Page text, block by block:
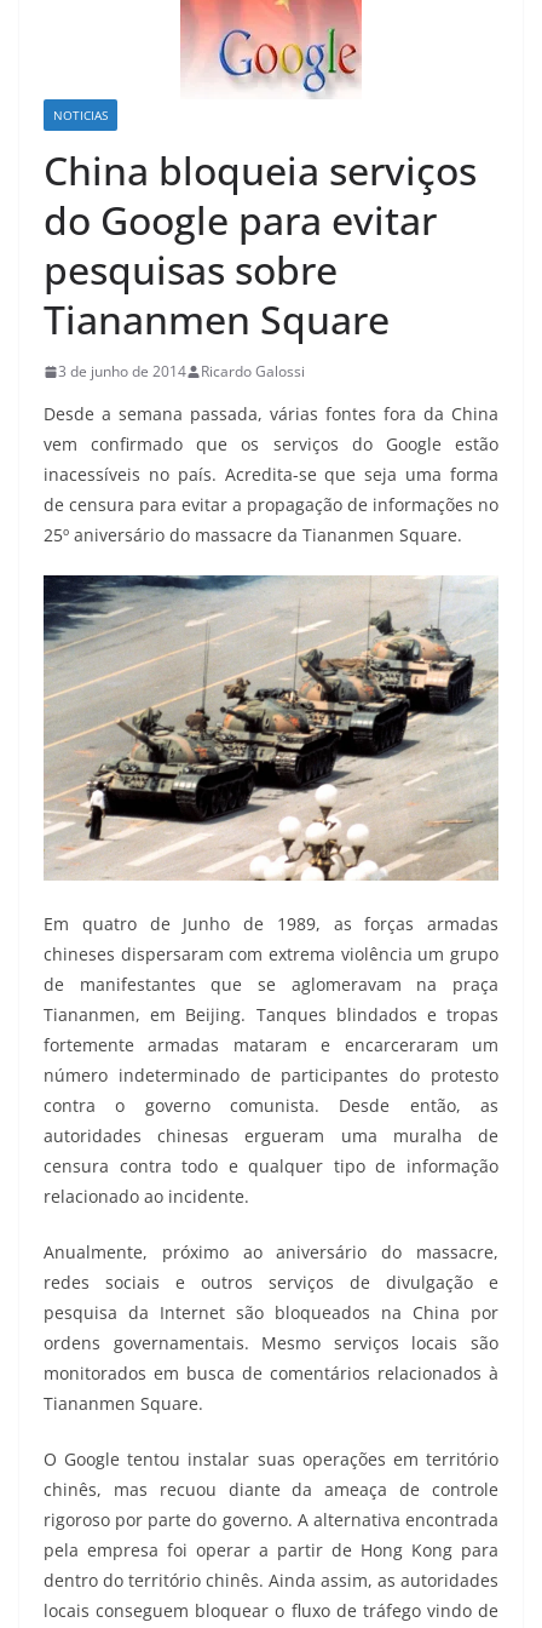
NOTICIAS
China bloqueia serviços
do Google para evitar
pesquisas sobre
Tiananmen Square
3 de junho de 2014 Ricardo Galossi
Desde a semana passada, várias fontes fora da China
vem confirmado que os serviços do Google estão
inacessíveis no país. Acredita-se que seja uma forma
de censura para evitar a propagação de informações no
25º aniversário do massacre da Tiananmen Square.
Em quatro de Junho de 1989, as forças armadas
chineses dispersaram com extrema violência um grupo
de manifestantes que se aglomeravam na praça
Tiananmen, em Beijing. Tanques blindados e tropas
fortemente armadas mataram e encarceraram um
número indeterminado de participantes do protesto
contra o governo comunista. Desde então, as
autoridades chinesas ergueram uma muralha de
censura contra todo e qualquer tipo de informação
relacionado ao incidente.
Anualmente, próximo ao aniversário do massacre,
redes sociais e outros serviços de divulgação e
pesquisa da Internet são bloqueados na China por
ordens governamentais. Mesmo serviços locais são
monitorados em busca de comentários relacionados à
Tiananmen Square.
O Google tentou instalar suas operações em território
chinês, mas recuou diante da ameaça de controle
rigoroso por parte do governo. A alternativa encontrada
pela empresa foi operar a partir de Hong Kong para
dentro do território chinês. Ainda assim, as autoridades
locais conseguem bloquear o fluxo de tráfego vindo de